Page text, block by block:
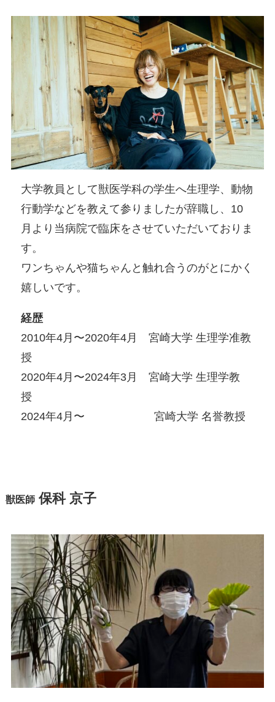
大学教員として獣医学科の学生へ生理学、動物
行動学などを教えて参りましたが辞職し、10
月より当病院で臨床をさせていただいておりま
す。
ワンちゃんや猫ちゃんと触れ合うのがとにかく
嬉しいです。
経歴
2010年4月〜2020年4月 宮崎大学 生理学准教
授
2020年4月〜2024年3月 宮崎大学 生理学教
授
2024年4月〜 宮崎大学 名誉教授
獣医師保科 京子